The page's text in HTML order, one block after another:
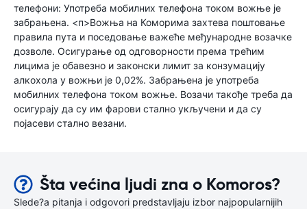
телефони: Употреба мобилних телефона током вожње је
забрањена. <п>Вожња на Коморима захтева поштовање
правила пута и поседовање важеће међународне возачке
дозволе. Осигурање од одговорности према трећим
лицима је обавезно и законски лимит за конзумацију
алкохола у вожњи је 0,02%. Забрањена је употреба
мобилних телефона током вожње. Возачи такође треба да
осигурају да су им фарови стално укључени и да су
појасеви стално везани.
Šta većina ljudi zna o Komoros?
Slede?a pitanja i odgovori predstavljaju izbor najpopularnijih